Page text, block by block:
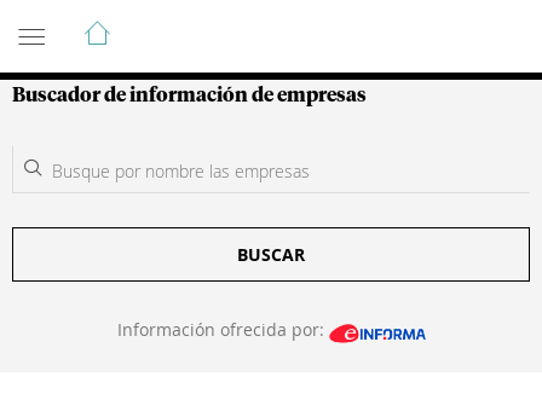
Guía de Empresas Colombianas
Buscador de información de empresas
BUSCAR
Información ofrecida por: